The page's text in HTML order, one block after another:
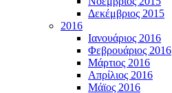
Δεκέμβριος 2015
2016
Ιανουάριος 2016
Φεβρουάριος 2016
Μάρτιος 2016
Απρίλιος 2016
Μάϊος 2016